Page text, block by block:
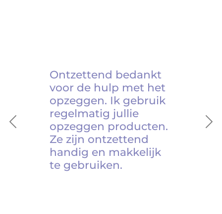
Previous
Ontzettend bedankt
voor de hulp met het
opzeggen. Ik gebruik
regelmatig jullie
opzeggen producten.
Ze zijn ontzettend
handig en makkelijk
te gebruiken.